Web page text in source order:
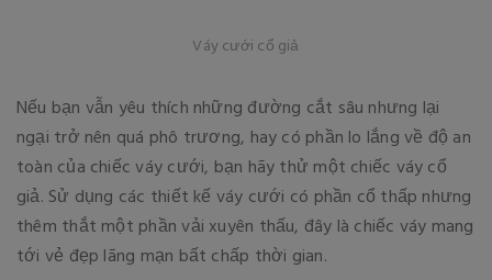
Váy cưới cổ giả
Nếu bạn vẫn yêu thích những đường cắt sâu nhưng lại
ngại trở nên quá phô trương, hay có phần lo lắng về độ an
toàn của chiếc váy cưới, bạn hãy thử một chiếc váy cổ
giả. Sử dụng các thiết kế váy cưới có phần cổ thấp nhưng
thêm thắt một phần vải xuyên thấu, đây là chiếc váy mang
tới vẻ đẹp lãng mạn bất chấp thời gian.